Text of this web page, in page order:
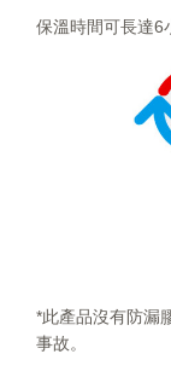
保溫時間可長達6
*此產品沒有防漏
事故。